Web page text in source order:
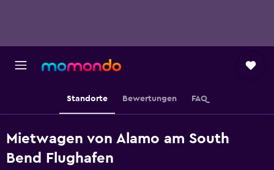
Standorte Bewertungen FAQ
Mietwagen von Alamo am South
Bend Flughafen